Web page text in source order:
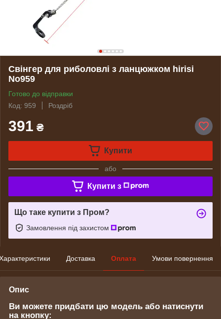
Свінгер для риболовлі з ланцюжком hirisi
No959
Готово до відправки
Код: 959
Роздріб
391 ₴
Купити
або
Купити з
Що таке купити з Пром?
Замовлення під захистом
Доставка Оплата Умови повернення
Опис
Ви можете придбати цю модель або натиснути
на кнопку: